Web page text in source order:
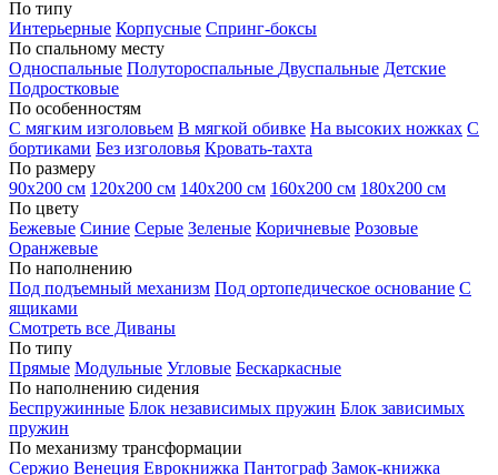
По типу
Интерьерные Корпусные Спринг-боксы
По спальному месту
Односпальные Полутороспальные Двуспальные Детские
Подростковые
По особенностям
С мягким изголовьем В мягкой обивке На высоких ножках С
бортиками Без изголовья Кровать-тахта
По размеру
90х200 см 120х200 см 140х200 см 160х200 см 180х200 см
По цвету
Бежевые Синие Серые Зеленые Коричневые Розовые
Оранжевые
По наполнению
Под подъемный механизм Под ортопедическое основание С
ящиками
Смотреть все Диваны
По типу
Прямые Модульные Угловые Бескаркасные
По наполнению сидения
Беспружинные Блок независимых пружин Блок зависимых
пружин
По механизму трансформации
Сержио Венеция Еврокнижка Пантограф Замок-книжка